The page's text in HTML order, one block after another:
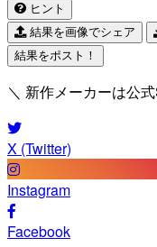
ヒント
結果を画像でシェア
結果をポスト！
＼ 新作メーカーは公
X (Twitter)
Instagram
Facebook